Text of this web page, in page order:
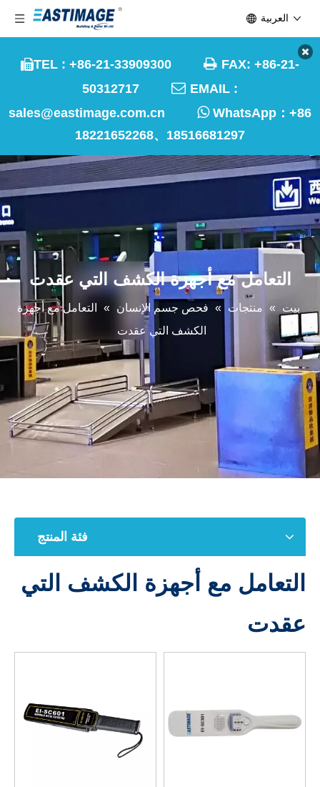
TEL : +86-21-33909300  FAX: +86-21-
50312717  EMAIL :
sales@eastimage.com.cn
WhatsApp： +86
18221652268、18516681297
العربية
التعامل مع أجهزة الكشف التي عقدت
بيت » منتجات » فحص جسم الإنسان »
التعامل مع أجهزة
الكشف التي عقدت
فئة المنتج
التعامل مع أجهزة الكشف التي
عقدت